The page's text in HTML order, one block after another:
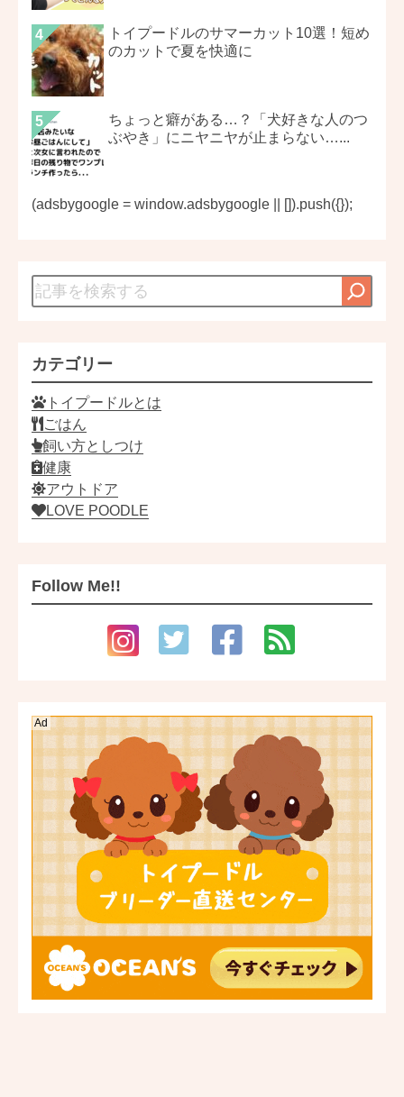
トイプードルのサマーカット10選！短め
のカットで夏を快適に
ちょっと癖がある…？「犬好きな人のつ
ぶやき」にニヤニヤが止まらない…...
(adsbygoogle = window.adsbygoogle || []).push({});
カテゴリー
トイプードルとは
ごはん
飼い方としつけ
健康
アウトドア
LOVE POODLE
Follow Me!!